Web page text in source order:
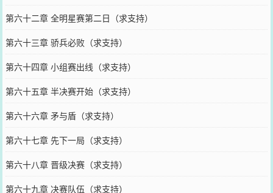
第六十二章 全明星赛第二日（求支持）
第六十三章 骄兵必败（求支持）
第六十四章 小组赛出线（求支持）
第六十五章 半决赛开始（求支持）
第六十六章 矛与盾（求支持）
第六十七章 先下一局（求支持）
第六十八章 晋级决赛（求支持）
第六十九章 决赛队伍（求支持）